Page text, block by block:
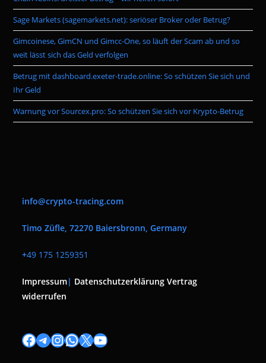
Sage Markets (sagemarkets.net): seriöser Broker oder Betrug?
Gimcoinese, GimCN und Gimcc-One, so läuft der Scam ab und so
weit lässt sich das Geld verfolgen
Betrug mit dashboard.exeter-trade.online: So schützen Sie sich und
Ihr Geld
Warnung vor Sourcex.pro: So schützen Sie sich vor Krypto-Betrug
info@crypto-tracing.com
Timo Züfle, 72270 Baiersbronn, Germany
+49 175 1259351
Impressum| Datenschutzerklärung Vertrag
widerrufen
Facebook
Telegram
Instagram
WhatsApp
X YouTube